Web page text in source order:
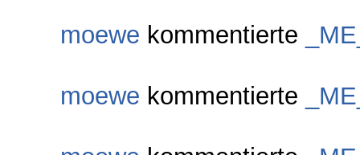
moewe kommentierte
moewe kommentierte